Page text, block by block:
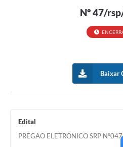
Requerimento geral
Nº 47/
Baixar
Edital
PREGÃO ELETRONICO SRP